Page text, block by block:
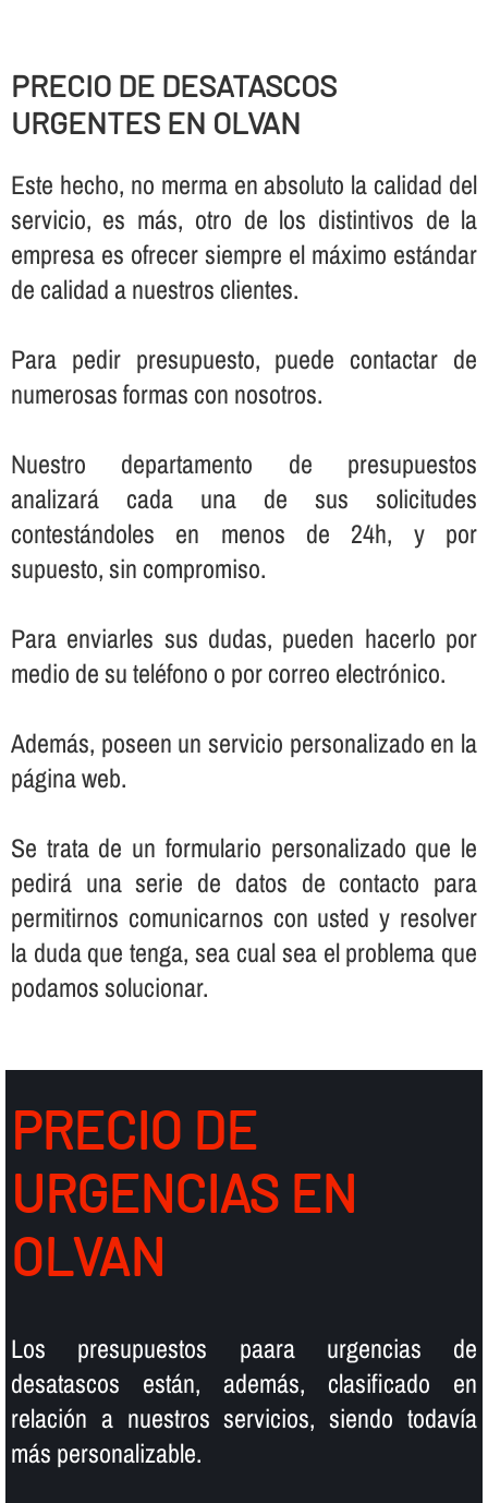
PRECIO DE DESATASCOS
URGENTES EN OLVAN
Este hecho, no merma en absoluto la calidad del
servicio, es más, otro de los distintivos de la
empresa es ofrecer siempre el máximo estándar
de calidad a nuestros clientes.
Para pedir presupuesto, puede contactar de
numerosas formas con nosotros.
Nuestro departamento de presupuestos
analizará cada una de sus solicitudes
contestándoles en menos de 24h, y por
supuesto, sin compromiso.
Para enviarles sus dudas, pueden hacerlo por
medio de su teléfono o por correo electrónico.
Además, poseen un servicio personalizado en la
página web.
Se trata de un formulario personalizado que le
pedirá una serie de datos de contacto para
permitirnos comunicarnos con usted y resolver
la duda que tenga, sea cual sea el problema que
podamos solucionar.
PRECIO DE
URGENCIAS EN
OLVAN
Los presupuestos paara urgencias de
desatascos están, además, clasificado en
relación a nuestros servicios, siendo todaví­a
más personalizable.